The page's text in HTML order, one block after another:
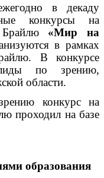
в декаду
конкурсы на
«Мир на
в рамках
В конкурсе
по зрению,
области.
конкурс на
проходил на базе
образования